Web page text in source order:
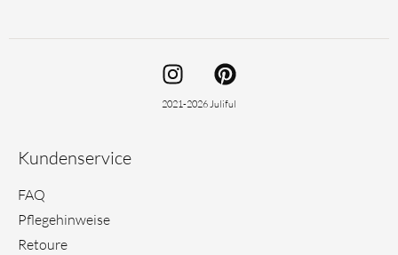
I
n
s
P
i
n
2021-2026 Juliful
Kundenservice
FAQ
Pflegehinweise
Retoure